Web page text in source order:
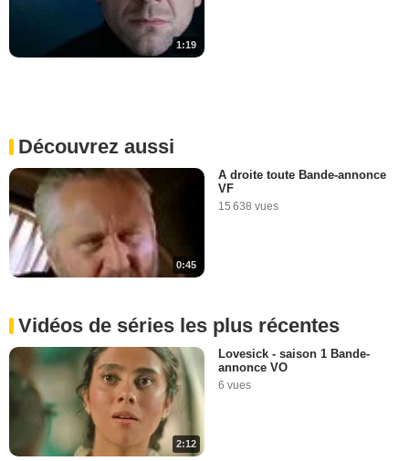
1:19
Découvrez aussi
0:45
A droite toute Bande-annonce
VF
15 638 vues
Vidéos de séries les plus récentes
2:12
Lovesick - saison 1 Bande-
annonce VO
6 vues